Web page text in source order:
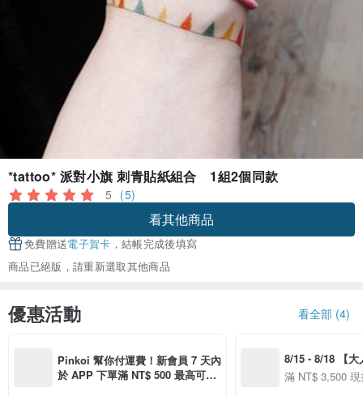
*tattoo* 派對小旗 刺青貼紙組合 1組2個同款
5 (5)
看其他商品
免費贈送電子賀卡 ，結帳完成後填寫
商品已絕版，請重新選取其他商品
優惠活動 看全部 (4)
Pinkoi 幫你付運費！新會員 7 天內
於 APP 下單滿 NT$ 500 最高可折
8/15 - 8/18 【大
季】滿
50
滿 NT$ 3,500